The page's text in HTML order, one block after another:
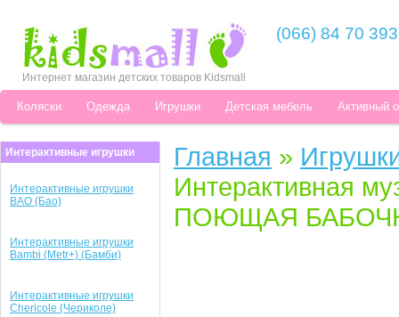
Интернет магазин детских товаров Kidsmall
(066) 84 70 393
Коляски Одежда Игрушки Детская мебель Активный
Интерактивные игрушки
Интерактивные игрушки
BAO (Бао)
Интерактивные игрушки
Bambi (Metr+) (Бамби)
Интерактивные игрушки
Chericole (Чериколе)
Главная »
Интерактивная
ПОЮЩАЯ